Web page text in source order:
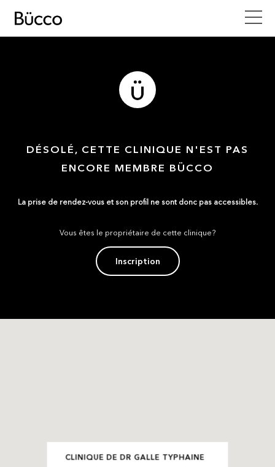
DÉSOLÉ, CETTE CLINIQUE N'EST PAS
ENCORE MEMBRE BÜCCO
La prise de rendez-vous et son profil ne sont donc pas accessibles.
Vous êtes le propriétaire de cette clinique?
Inscription
CLINIQUE DE DR GALLE TYPHAINE